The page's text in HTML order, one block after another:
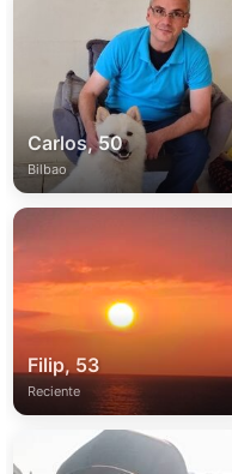
Carlos, 50
Bilbao
Filip, 53
Reciente